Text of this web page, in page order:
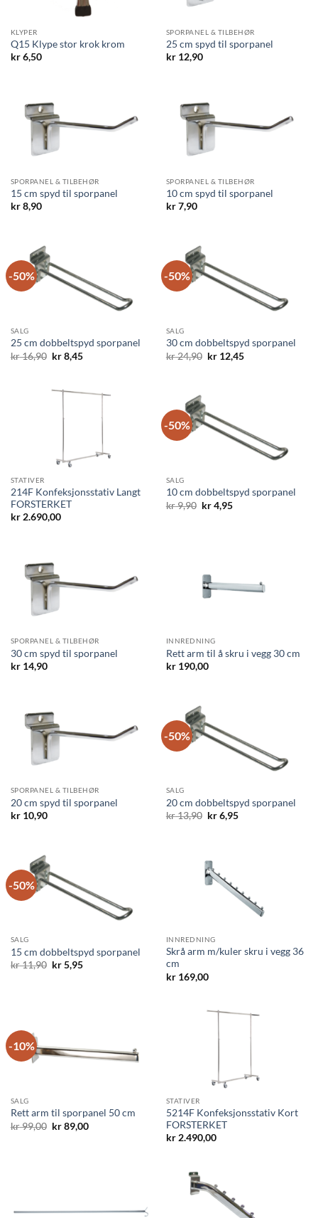
KLYPER
Q15 Klype stor krok krom
kr6,50
SPORPANEL & TILBEHØR
25 cm spyd til sporpanel
kr12,90
SPORPANEL & TILBEHØR
15 cm spyd til sporpanel
kr8,90
SPORPANEL & TILBEHØR
10 cm spyd til sporpanel
kr7,90
-50%
SALG
25 cm dobbeltspyd sporpanel
kr16,90 Opprinnelig
kr8,45Nåværende
-50%
SALG
30 cm dobbeltspyd sporpanel
kr24,90 Opprinnelig
kr12,45Nåværende
STATIVER
214F Konfeksjonsstativ Langt
FORSTERKET
kr2.690,00
-50%
SALG
10 cm dobbeltspyd sporpanel
kr9,90 Opprinnelig
kr4,95Nåværende
SPORPANEL & TILBEHØR
30 cm spyd til sporpanel
kr14,90
INNREDNING
Rett arm til å skru i vegg 30 cm
kr190,00
SPORPANEL & TILBEHØR
20 cm spyd til sporpanel
kr10,90
-50%
SALG
20 cm dobbeltspyd sporpanel
kr13,90 Opprinnelig
kr6,95Nåværende
-50%
SALG
15 cm dobbeltspyd sporpanel
kr11,90 Opprinnelig
kr5,95Nåværende
INNREDNING
Skrå arm m/kuler skru i vegg 36
cm
kr169,00
-10%
SALG
Rett arm til sporpanel 50 cm
kr99,00 Opprinnelig
kr89,00Nåværende
STATIVER
5214F Konfeksjonsstativ Kort
FORSTERKET
kr2.490,00